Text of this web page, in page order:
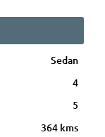
Sedan
4
5
364 kms